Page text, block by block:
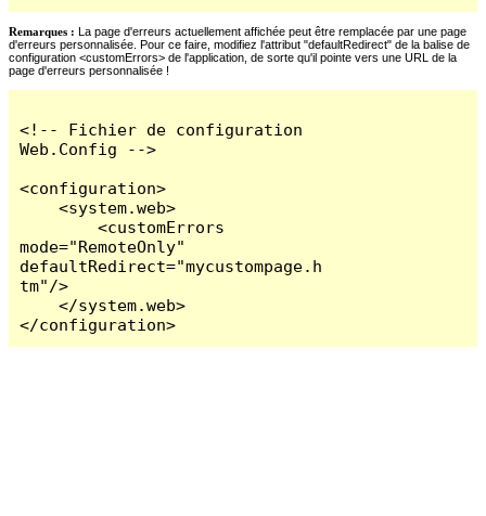
Remarques : La page d'erreurs actuellement affichée peut être remplacée par une page
d'erreurs personnalisée. Pour ce faire, modifiez l'attribut "defaultRedirect" de la balise de
configuration <customErrors> de l'application, de sorte qu'il pointe vers une URL de la
page d'erreurs personnalisée !
<!-- Fichier de configuration
Web.Config -->
<configuration>
    <system.web>
        <customErrors
mode="RemoteOnly"
defaultRedirect="mycustompage.h
tm"/>
    </system.web>
</configuration>